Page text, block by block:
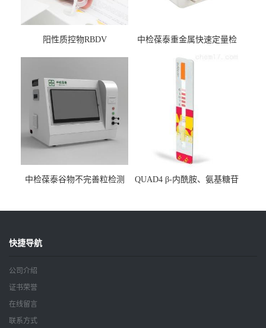
阳性质控物RBDV
中检葆泰重金属快速定量检
中检葆泰谷物不完善粒检测
QUAD4 β-内酰胺、氨基糖苷
检测条
快捷导航
公司介绍
证书荣誉
在线留言
联系方式